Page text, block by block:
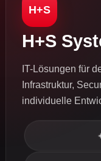
H+S
H+S
IT-Lösungen für
Infrastruktur,
individuelle